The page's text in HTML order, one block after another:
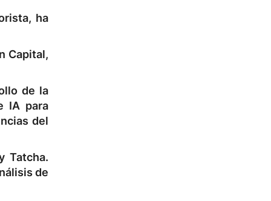
ha
Capital,
de la
IA para
del
Tatcha.
de